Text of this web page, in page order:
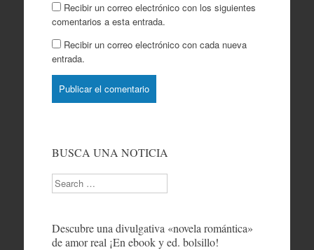
Recibir un correo electrónico con los siguientes
comentarios a esta entrada.
Recibir un correo electrónico con cada nueva
entrada.
BUSCA UNA NOTICIA
Search
Descubre una divulgativa «novela romántica»
de amor real ¡En ebook y ed. bolsillo!